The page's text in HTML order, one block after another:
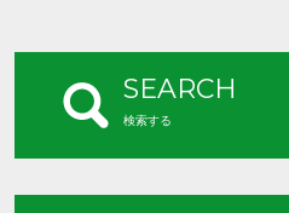
SEARCH
検索する